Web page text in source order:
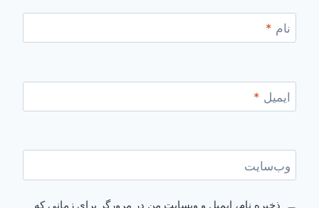
نام *
ایمیل *
وب‌سایت
ذخیره نام، ایمیل و وبسایت من در مرورگر برای زمانی که